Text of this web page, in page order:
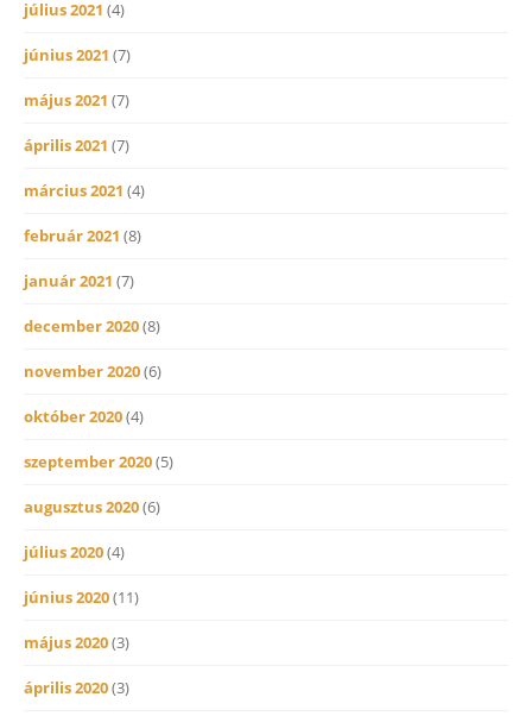
július 2021 (4)
június 2021 (7)
május 2021 (7)
április 2021 (7)
március 2021 (4)
február 2021 (8)
január 2021 (7)
december 2020(8)
november 2020(6)
október 2020(4)
szeptember 2020(5)
augusztus 2020(6)
július 2020(4)
június 2020(11)
május 2020(3)
április 2020(3)